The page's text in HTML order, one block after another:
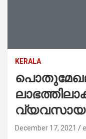
KERALA
വ്യവസായ
December 17, 2021